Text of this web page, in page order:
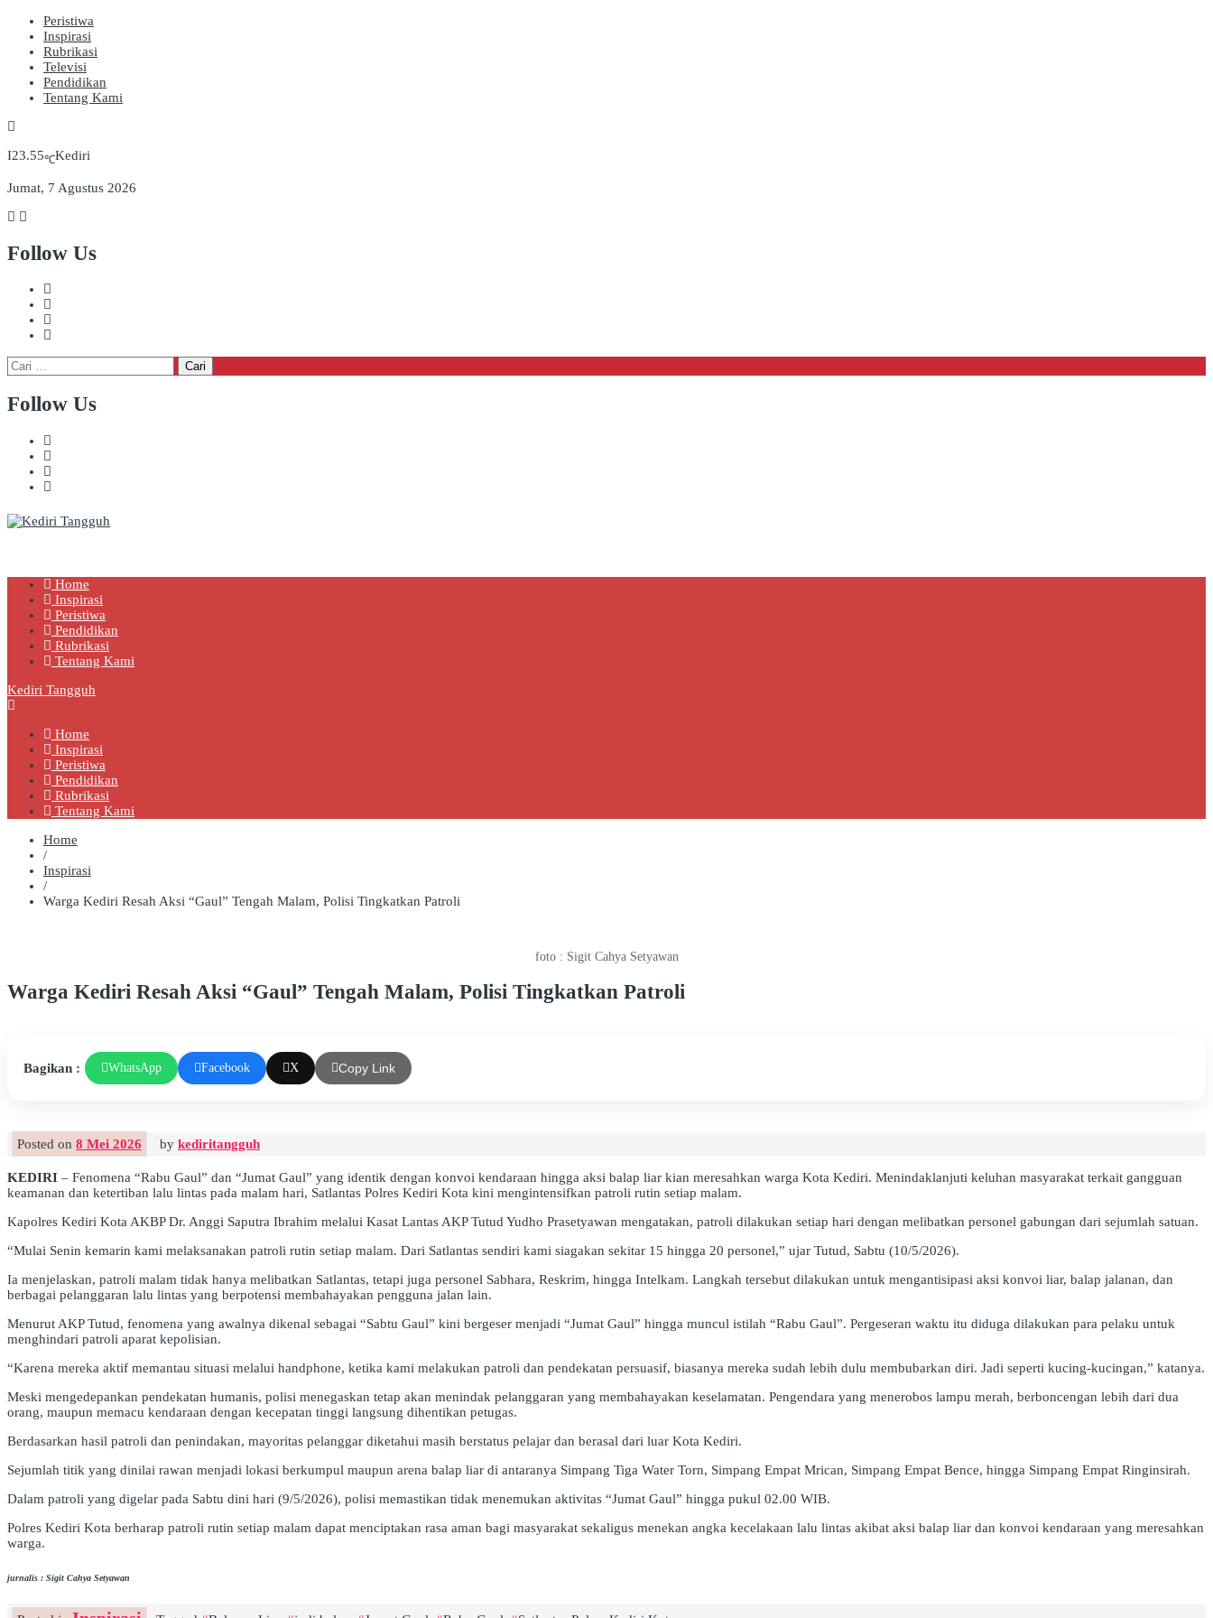
Peristiwa
Inspirasi
Rubrikasi
Televisi
Pendidikan
Tentang Kami
23.55℃Kediri
Jumat, 7 Agustus 2026
Follow Us
Cari
untuk:
Follow Us
Home
Inspirasi
Peristiwa
Pendidikan
Rubrikasi
Tentang Kami
Kediri Tangguh
Home
Inspirasi
Peristiwa
Pendidikan
Rubrikasi
Tentang Kami
Home
/
Inspirasi
/
Warga Kediri Resah Aksi “Gaul” Tengah Malam, Polisi Tingkatkan Patroli
foto : Sigit Cahya Setyawan
Warga Kediri Resah Aksi “Gaul” Tengah Malam, Polisi Tingkatkan Patroli
Bagikan : WhatsApp Facebook X Copy Link
Posted on 8 Mei 2026 by kediritangguh
KEDIRI – Fenomena “Rabu Gaul” dan “Jumat Gaul” yang identik dengan konvoi kendaraan hingga aksi balap liar kian meresahkan warga Kota Kediri. Menindaklanjuti keluhan masyarakat terkait gangguan
keamanan dan ketertiban lalu lintas pada malam hari, Satlantas Polres Kediri Kota kini mengintensifkan patroli rutin setiap malam.
Kapolres Kediri Kota AKBP Dr. Anggi Saputra Ibrahim melalui Kasat Lantas AKP Tutud Yudho Prasetyawan mengatakan, patroli dilakukan setiap hari dengan melibatkan personel gabungan dari sejumlah satuan.
“Mulai Senin kemarin kami melaksanakan patroli rutin setiap malam. Dari Satlantas sendiri kami siagakan sekitar 15 hingga 20 personel,” ujar Tutud, Sabtu (10/5/2026).
Ia menjelaskan, patroli malam tidak hanya melibatkan Satlantas, tetapi juga personel Sabhara, Reskrim, hingga Intelkam. Langkah tersebut dilakukan untuk mengantisipasi aksi konvoi liar, balap jalanan, dan
berbagai pelanggaran lalu lintas yang berpotensi membahayakan pengguna jalan lain.
Menurut AKP Tutud, fenomena yang awalnya dikenal sebagai “Sabtu Gaul” kini bergeser menjadi “Jumat Gaul” hingga muncul istilah “Rabu Gaul”. Pergeseran waktu itu diduga dilakukan para pelaku untuk
menghindari patroli aparat kepolisian.
“Karena mereka aktif memantau situasi melalui handphone, ketika kami melakukan patroli dan pendekatan persuasif, biasanya mereka sudah lebih dulu membubarkan diri. Jadi seperti kucing-kucingan,” katanya.
Meski mengedepankan pendekatan humanis, polisi menegaskan tetap akan menindak pelanggaran yang membahayakan keselamatan. Pengendara yang menerobos lampu merah, berboncengan lebih dari dua
orang, maupun memacu kendaraan dengan kecepatan tinggi langsung dihentikan petugas.
Berdasarkan hasil patroli dan penindakan, mayoritas pelanggar diketahui masih berstatus pelajar dan berasal dari luar Kota Kediri.
Sejumlah titik yang dinilai rawan menjadi lokasi berkumpul maupun arena balap liar di antaranya Simpang Tiga Water Torn, Simpang Empat Mrican, Simpang Empat Bence, hingga Simpang Empat Ringinsirah.
Dalam patroli yang digelar pada Sabtu dini hari (9/5/2026), polisi memastikan tidak menemukan aktivitas “Jumat Gaul” hingga pukul 02.00 WIB.
Polres Kediri Kota berharap patroli rutin setiap malam dapat menciptakan rasa aman bagi masyarakat sekaligus menekan angka kecelakaan lalu lintas akibat aksi balap liar dan konvoi kendaraan yang meresahkan
warga.
jurnalis : Sigit Cahya Setyawan